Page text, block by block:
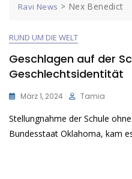
Ravi News > Nex Benedict
RUND UM DIE WELT
Geschlagen auf der
Geschlechtsidentität
März 1, 2024 Tamia
Stellungnahme der Schule
Bundesstaat Oklahoma, kam